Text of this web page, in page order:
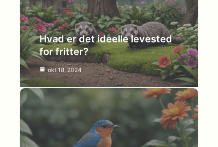
Hvad er det ideelle levested
for fritter?
okt 18, 2024